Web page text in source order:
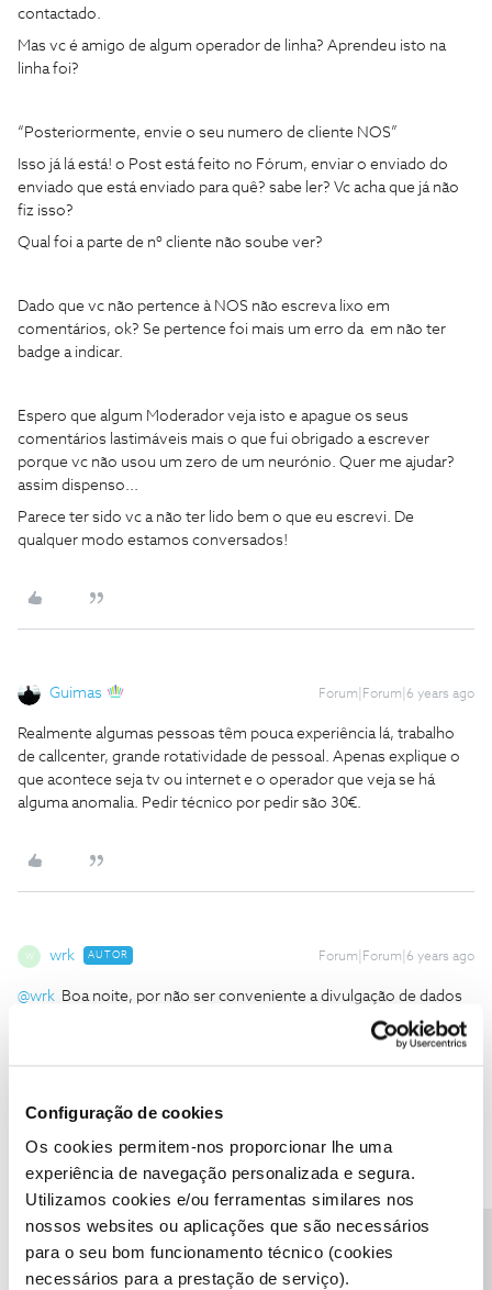
Configuração de cookies
Os cookies permitem-nos proporcionar lhe uma
experiência de navegação personalizada e segura.
Utilizamos cookies e/ou ferramentas similares nos
nossos websites ou aplicações que são necessários
para o seu bom funcionamento técnico (cookies
necessários para a prestação de serviço).
contactado.
Mas vc é amigo de algum operador de linha? Aprendeu isto na
linha foi?
“Posteriormente, envie o seu numero de cliente NOS”
Isso já lá está! o Post está feito no Fórum, enviar o enviado do
enviado que está enviado para quê? sabe ler? Vc acha que já não
fiz isso?
Qual foi a parte de nº cliente não soube ver?
Dado que vc não pertence à NOS não escreva lixo em
comentários, ok? Se pertence foi mais um erro da em não ter
badge a indicar.
Espero que algum Moderador veja isto e apague os seus
comentários lastimáveis mais o que fui obrigado a escrever
porque vc não usou um zero de um neurónio. Quer me ajudar?
assim dispenso...
Parece ter sido vc a não ter lido bem o que eu escrevi. De
qualquer modo estamos conversados!
Guimas Forum|Forum|6 years ago
Realmente algumas pessoas têm pouca experiência lá, trabalho
de callcenter, grande rotatividade de pessoal. Apenas explique o
que acontece seja tv ou internet e o operador que veja se há
alguma anomalia. Pedir técnico por pedir são 30€.
wrk AUTOR Forum|Forum|6 years ago
@wrk Boa noite, por não ser conveniente a divulgação de dados
pessoais publicamente, se ainda for possível, edite o seu
C.ou@Mário P.para que o possam ajudar na resolução dos
problemas que apresenta no seu comentário e aguarde ser
contactado.
Mas vc é amigo de algum operador de linha? Aprendeu isto na
linha foi?
“Posteriormente, envie o seu numero de cliente NOS”